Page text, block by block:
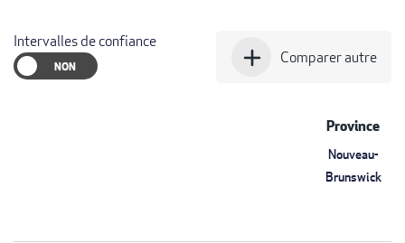
Intervalles de confiance
add Comparer autre
Province
Nouveau-
Brunswick